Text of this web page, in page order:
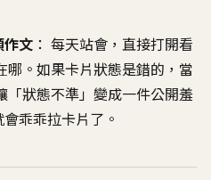
作文 ： 每天站會，直接打開看
哪。如果卡片狀態是錯的，當
「狀態不準」變成一件公開羞
乖乖拉卡片了。